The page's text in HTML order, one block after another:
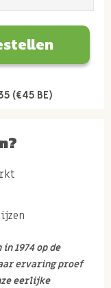
(€45 BE)
1974 op de
ervaring proef
eerlijke